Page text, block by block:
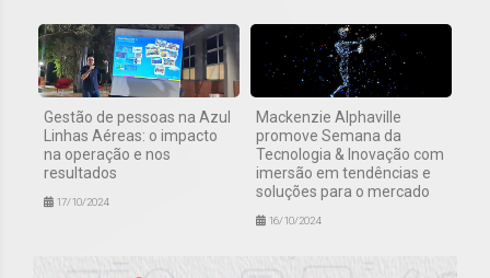
Gestão de pessoas na Azul
Linhas Aéreas: o impacto
na operação e nos
resultados
17/10/2024
Mackenzie Alphaville
promove Semana da
Tecnologia & Inovação com
imersão em tendências e
soluções para o mercado
16/10/2024